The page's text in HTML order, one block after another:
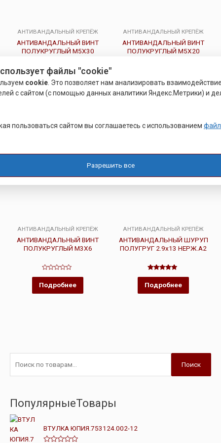
АНТИВАНДАЛЬНЫЙ КРЕПЁЖ
АНТИВАНДАЛЬНЫЙ ВИНТ
ПОЛУКРУГЛЫЙ М5Х30
Оценка
0
из
5
Подробнее
АНТИВАНДАЛЬНЫЙ КРЕПЁЖ
АНТИВАНДАЛЬНЫЙ ВИНТ
ПОЛУКРУГЛЫЙ М5Х20
0
из
5
Подробнее
АНТИВАНДАЛЬНЫЙ КРЕПЁЖ
АНТИВАНДАЛЬНЫЙ ВИНТ
ПОЛУКРУГЛЫЙ М3Х6
Оценка
из
Подробнее
АНТИВАНДАЛЬНЫЙ КРЕПЁЖ
АНТИВАНДАЛЬНЫЙ ШУРУП
ПОЛУГРУГ 2.9х13 НЕРЖ.А2
Оценка
5.00
из 5
Подробнее
Поиск
ПопулярныеТовары
ВТУЛКА ЮПИЯ.753124.002-12
файлы "cookie"
cookie . Это позволяет нам анализировать
с сайтом (с помощью данных аналитики Яндекс.Метрики) и
пользоваться сайтом вы соглашаетесь с использованием
Разрешить все